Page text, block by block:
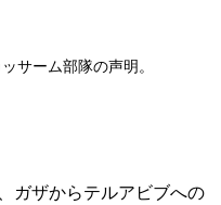
サーム部隊の声明。
ガザからテルアビブへの